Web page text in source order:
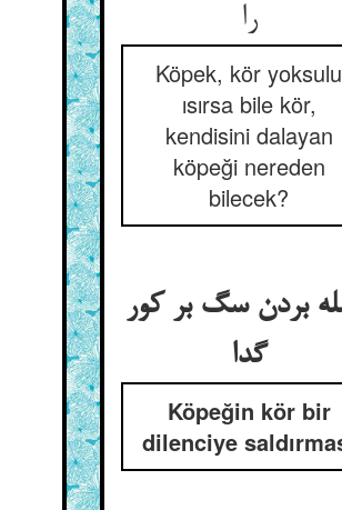
را
Köpek, kör yoksulu
ısırsa bile kör,
kendisini dalayan
köpeği nereden
bilecek?
بردن سگ بر کور
گدا
Köpeğin kör bir
dilenciye